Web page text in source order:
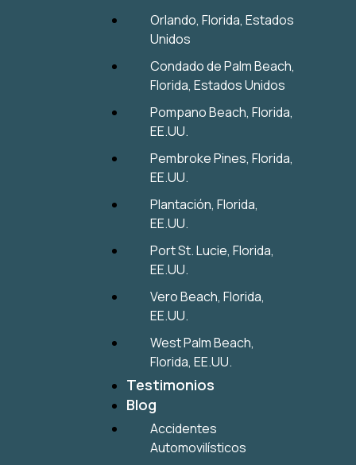
Orlando, Florida, Estados
Unidos
Condado de Palm Beach,
Florida, Estados Unidos
Pompano Beach, Florida,
EE.UU.
Pembroke Pines, Florida,
EE.UU.
Plantación, Florida,
EE.UU.
Port St. Lucie, Florida,
EE.UU.
Vero Beach, Florida,
EE.UU.
West Palm Beach,
Florida, EE.UU.
Testimonios
Blog
Accidentes
Automovilísticos